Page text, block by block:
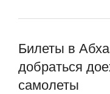
Билеты в
добраться
самолеты